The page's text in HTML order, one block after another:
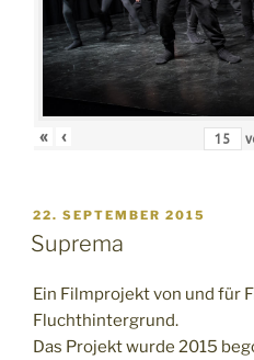
« ‹
VERÖFFENTLICHT
AM
22. SEPTEMBER 2015
Suprema
Ein Filmprojekt von und für
Fluchthintergrund.
Das Projekt wurde 2015